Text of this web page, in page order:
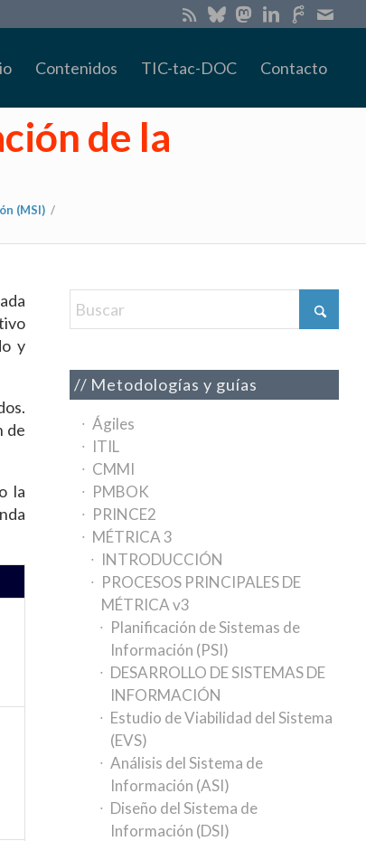
Contenidos TIC-tac-DOC Contacto
de la
(MSI) /
y
de
la
Metodologías y guías
Ágiles
ITIL
CMMI
PMBOK
PRINCE2
MÉTRICA 3
INTRODUCCIÓN
PROCESOS PRINCIPALES DE
MÉTRICA v3
Planificación de Sistemas de
Información (PSI)
DESARROLLO DE SISTEMAS DE
INFORMACIÓN
Estudio de Viabilidad del Sistema
(EVS)
Análisis del Sistema de
Información (ASI)
Diseño del Sistema de
Información (DSI)